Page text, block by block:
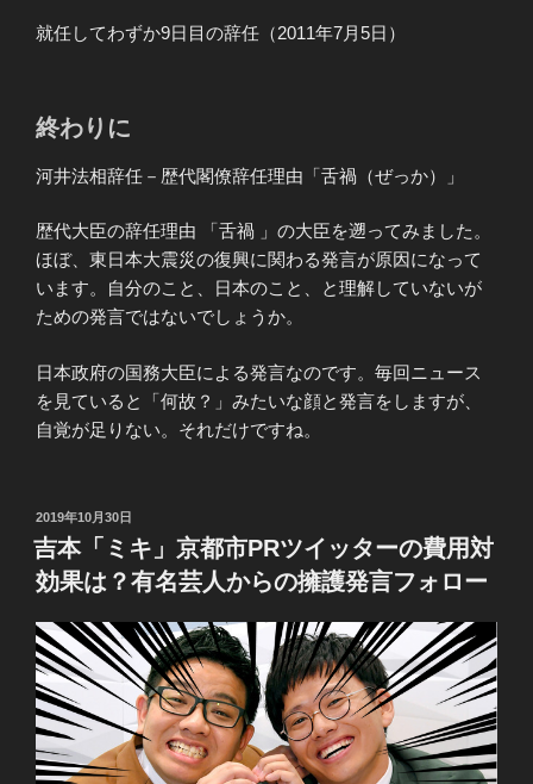
就任してわずか9日目の辞任（2011年7月5日）
終わりに
河井法相辞任－歴代閣僚辞任理由「舌禍（ぜっか）」
歴代大臣の辞任理由 「舌禍 」の大臣を遡ってみました。
ほぼ、東日本大震災の復興に関わる発言が原因になって
います。自分のこと、日本のこと、と理解していないが
ための発言ではないでしょうか。
日本政府の国務大臣による発言なのです。毎回ニュース
を見ていると「何故？」みたいな顔と発言をしますが、
自覚が足りない。それだけですね。
投
稿
日:
2019年10月30日
吉本「ミキ」京都市PRツイッターの費用対
効果は？有名芸人からの擁護発言フォロー